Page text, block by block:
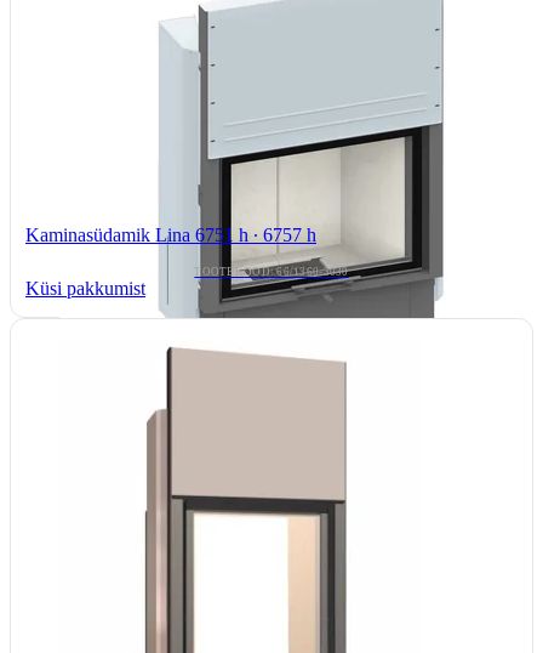
Kaminasüdamik Lina 6751 h ∙ 6757 h
TOOTEKOOD: 66/1360-3030
Küsi pakkumist